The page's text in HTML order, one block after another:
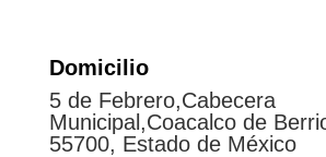
Domicilio
5 de Febrero,Cabecera
Municipal,Coacalco de
55700, Estado de México